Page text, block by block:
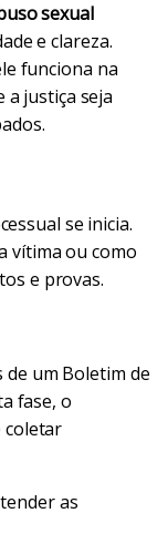
sexual
e clareza.
funciona na
a justiça seja
se inicia.
vítima ou como
e provas.
de um Boletim de
fase, o
coletar
as